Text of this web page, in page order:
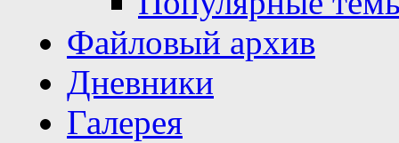
Файловый архив
Дневники
Галерея